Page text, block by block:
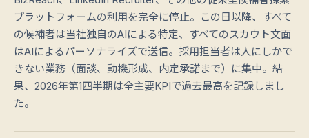
プラットフォームの利用を完全に停止。この日以降、すべて
の候補者は当社独自のAIによる特定、すべてのスカウト文面
はAIによるパーソナライズで送信。採用担当者は人にしかで
きない業務（面談、動機形成、内定承諾まで）に集中。結
果、2026年第1四半期は全主要KPIで過去最高を記録しまし
た。